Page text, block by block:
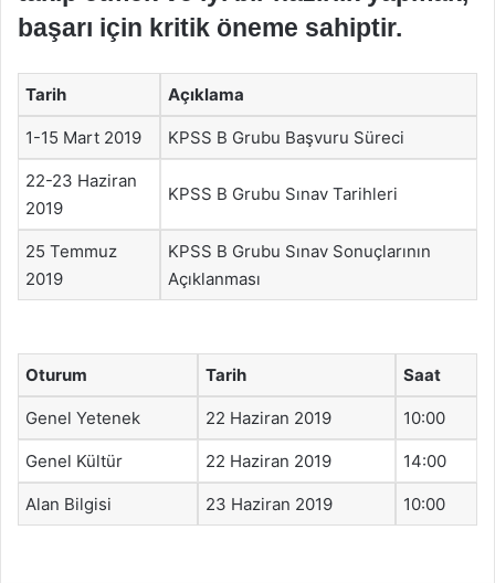
başarı için kritik öneme sahiptir.
Tarih Açıklama
1-15 Mart 2019 KPSS B Grubu Başvuru Süreci
22-23 Haziran
2019
KPSS B Grubu Sınav Tarihleri
25 Temmuz
2019
KPSS B Grubu Sınav Sonuçlarının
Açıklanması
Oturum Tarih Saat
Genel Yetenek 22 Haziran 2019 10:00
Genel Kültür 22 Haziran 2019 14:00
Alan Bilgisi 23 Haziran 2019 10:00